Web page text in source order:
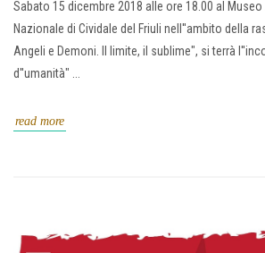
Sabato 15 dicembre 2018 alle ore 18.00 al
Nazionale di Cividale del Friuli nell''ambito della
Angeli e Demoni. Il limite, il sublime", si terrà
d''umanità" ...
read more